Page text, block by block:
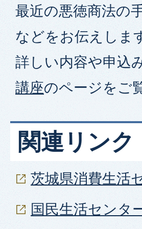
最近の悪徳商法の
などをお伝えしま
詳しい内容や申込
講座のページをご
関連リンク
茨城県消費生活
国民生活センタ